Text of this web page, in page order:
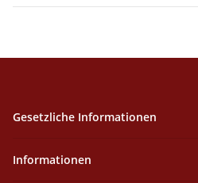
Gesetzliche Informationen
Informationen